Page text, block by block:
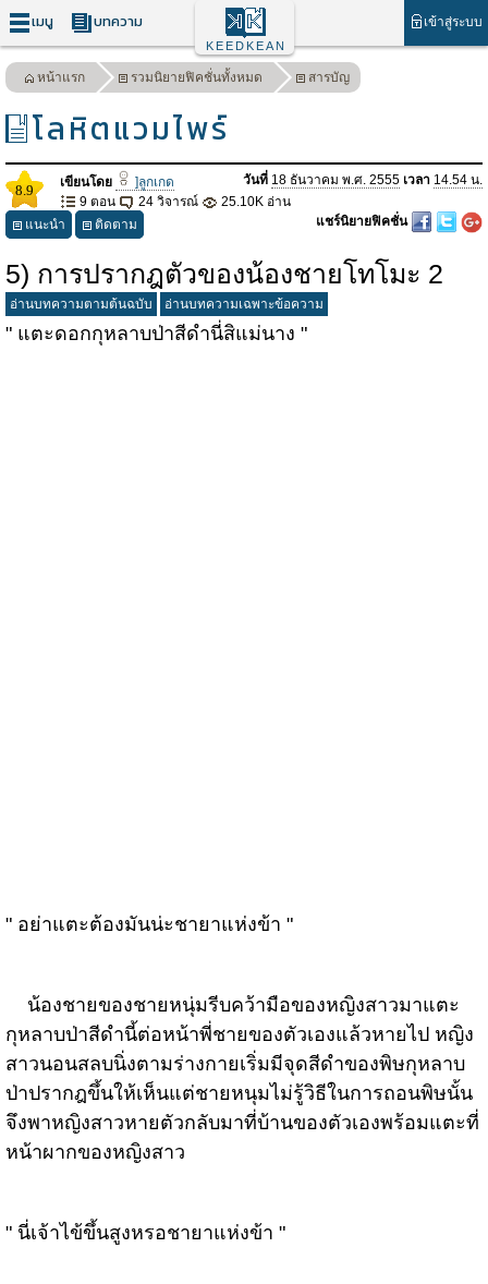
เมนู บทความ เข้าสู่ระบบ
KEEDKEAN
หน้าแรก รวมนิยายฟิคชั่นทั้งหมด สารบัญ
โลหิตแวมไพร์
8.9 เขียนโดย ]ลูกเกด วันที่ 18 ธันวาคม พ.ศ. 2555 เวลา 14.54 น.
9 ตอน
24 วิจารณ์
25.10K อ่าน
แนะนำ
ติดตาม แชร์นิยายฟิคชั่น
5) การปรากฎตัวของน้องชายโทโมะ 2
อ่านบทความตามต้นฉบับ อ่านบทความเฉพาะข้อความ
" แตะดอกกุหลาบป่าสีดำนี่สิแม่นาง "
" อย่าแตะต้องมันน่ะชายาแห่งข้า "
น้องชายของชายหนุ่มรีบคว้ามือของหญิงสาวมาแตะ
กุหลาบป่าสีดำนี้ต่อหน้าพี่ชายของตัวเองแล้วหายไป หญิง
สาวนอนสลบนิ่งตามร่างกายเริ่มมีจุดสีดำของพิษกุหลาบ
ป่าปรากฎขึ้นให้เห็นแต่ชายหนุมไม่รู้วิธีในการถอนพิษนั้น
จึงพาหญิงสาวหายตัวกลับมาที่บ้านของตัวเองพร้อมแตะที่
หน้าผากของหญิงสาว
" นี่เจ้าไข้ขึ้นสูงหรอชายาแห่งข้า "